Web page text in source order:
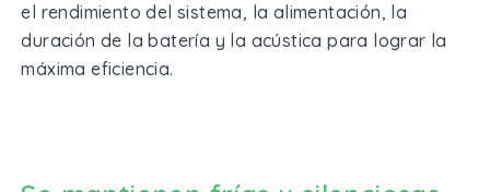
el rendimiento del sistema, la alimentación, la
duración de la batería y la acústica para lograr la
máxima eficiencia.